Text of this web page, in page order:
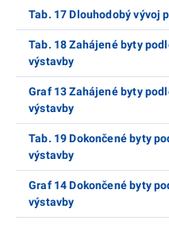
Tab. 17 Dlouhodobý vývoj
Tab. 18 Zahájené byty
výstavby
Graf 13 Zahájené byty
výstavby
Tab. 19 Dokončené byty
výstavby
Graf 14 Dokončené byty
výstavby